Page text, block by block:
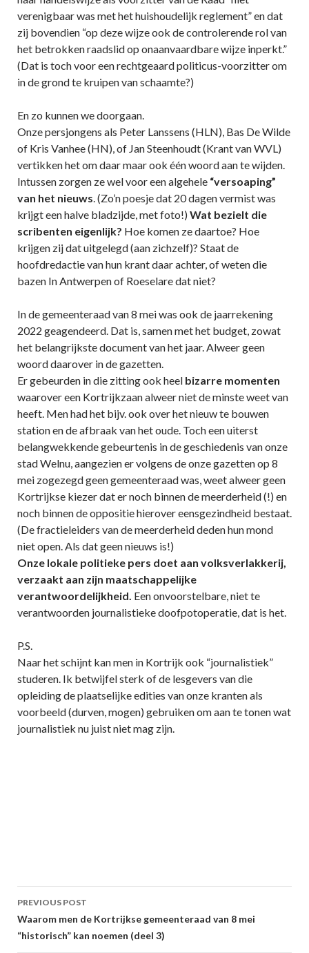
verenigbaar was met het huishoudelijk reglement” en dat
zij bovendien “op deze wijze ook de controlerende rol van
het betrokken raadslid op onaanvaardbare wijze inperkt.”
(Dat is toch voor een rechtgeaard politicus-voorzitter om
in de grond te kruipen van schaamte?)
En zo kunnen we doorgaan.
Onze persjongens als Peter Lanssens (HLN), Bas De Wilde
of Kris Vanhee (HN), of Jan Steenhoudt (Krant van WVL)
vertikken het om daar maar ook één woord aan te wijden.
Intussen zorgen ze wel voor een algehele “versoaping”
van het nieuws. (Zo’n poesje dat 20 dagen vermist was
krijgt een halve bladzijde, met foto!) Wat bezielt die
scribenten eigenlijk? Hoe komen ze daartoe? Hoe
krijgen zij dat uitgelegd (aan zichzelf)? Staat de
hoofdredactie van hun krant daar achter, of weten die
bazen In Antwerpen of Roeselare dat niet?
In de gemeenteraad van 8 mei was ook de jaarrekening
2022 geagendeerd. Dat is, samen met het budget, zowat
het belangrijkste document van het jaar. Alweer geen
woord daarover in de gazetten.
Er gebeurden in die zitting ook heel bizarre momenten
waarover een Kortrijkzaan alweer niet de minste weet van
heeft. Men had het bijv. ook over het nieuw te bouwen
station en de afbraak van het oude. Toch een uiterst
belangwekkende gebeurtenis in de geschiedenis van onze
stad Welnu, aangezien er volgens de onze gazetten op 8
mei zogezegd geen gemeenteraad was, weet alweer geen
Kortrijkse kiezer dat er noch binnen de meerderheid (!) en
noch binnen de oppositie hierover eensgezindheid bestaat.
(De fractieleiders van de meerderheid deden hun mond
niet open. Als dat geen nieuws is!)
Onze lokale politieke pers doet aan volksverlakkerij,
verzaakt aan zijn maatschappelijke
verantwoordelijkheid. Een onvoorstelbare, niet te
verantwoorden journalistieke doofpotoperatie, dat is het.
P.S.
Naar het schijnt kan men in Kortrijk ook “journalistiek”
studeren. Ik betwijfel sterk of de lesgevers van die
opleiding de plaatselijke edities van onze kranten als
voorbeeld (durven, mogen) gebruiken om aan te tonen wat
journalistiek nu juist niet mag zijn.
Post
navigation
PREVIOUS POST
Waarom men de Kortrijkse gemeenteraad van 8 mei
“historisch” kan noemen (deel 3)